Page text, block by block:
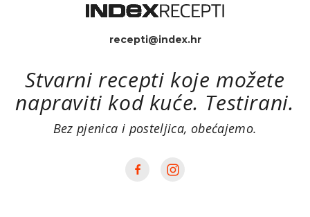
recepti@index.hr
Stvarni recepti koje možete
napraviti kod kuće. Testirani.
Bez pjenica i posteljica, obećajemo.